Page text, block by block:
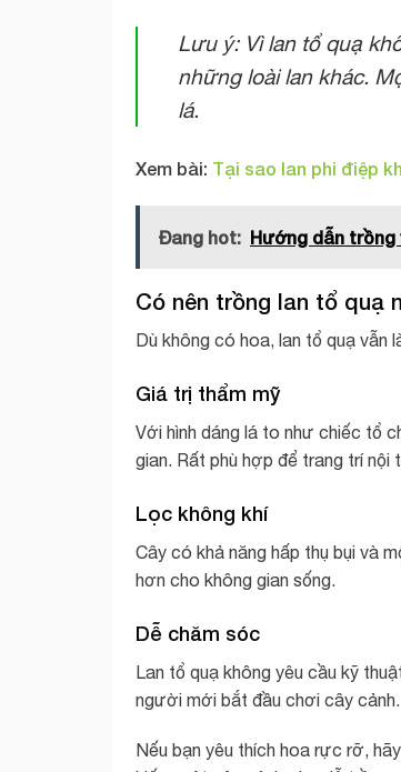
Lưu ý: Vì lan tổ quạ
những loài lan khác.
lá.
Xem bài: Tại sao lan phi điệp
Đang hot: Hướng dẫn trồng
Có nên trồng lan tổ quạ
Dù không có hoa, lan tổ quạ
Giá trị thẩm mỹ
Với hình dáng lá to như chiếc tổ
gian. Rất phù hợp để trang trí
Lọc không khí
Cây có khả năng hấp thụ bụi và
hơn cho không gian sống.
Dễ chăm sóc
Lan tổ quạ không yêu cầu kỹ
người mới bắt đầu chơi cây cảnh.
Nếu bạn yêu thích hoa rực rỡ,